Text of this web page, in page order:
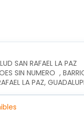
SAN RAFAEL LA PAZ
SIN NUMERO  ,
LA PAZ,